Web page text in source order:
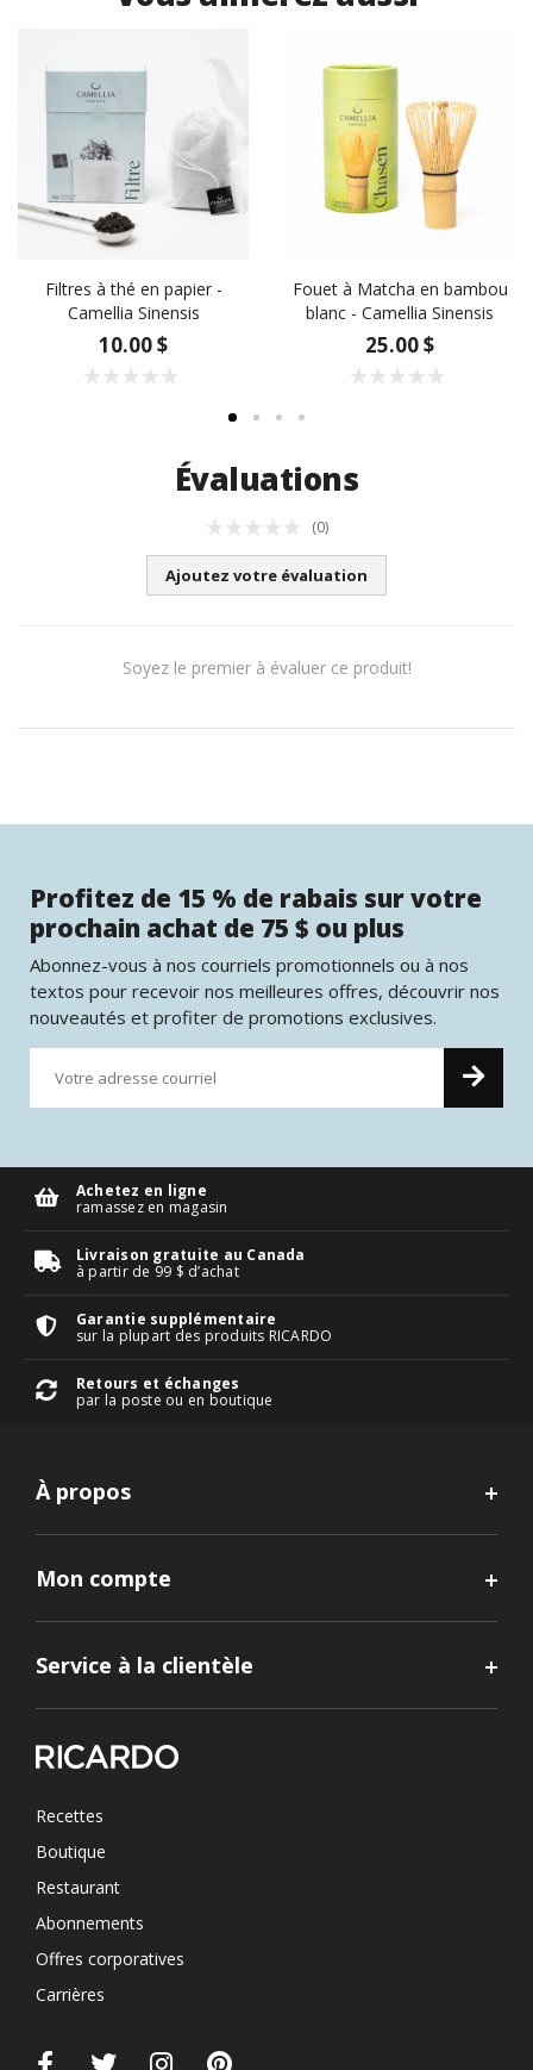
Filtres à thé en papier -
Camellia Sinensis
10.00 $
Fouet à Matcha en bambou
blanc - Camellia Sinensis
25.00 $
Évaluations
(0)
Ajoutez votre évaluation
Soyez le premier à évaluer ce produit!
Profitez de 15 % de rabais sur votre
prochain achat de 75 $ ou plus
Abonnez-vous à nos courriels promotionnels ou à nos
textos pour recevoir nos meilleures offres, découvrir nos
nouveautés et profiter de promotions exclusives.
Achetez en ligne
ramassez en magasin
Livraison gratuite au Canada
à partir de 99 $ d’achat
Garantie supplémentaire
sur la plupart des produits RICARDO
Retours et échanges
par la poste ou en boutique
À propos
Mon compte
Service à la clientèle
Recettes
Boutique
Restaurant
Abonnements
Offres corporatives
Carrières